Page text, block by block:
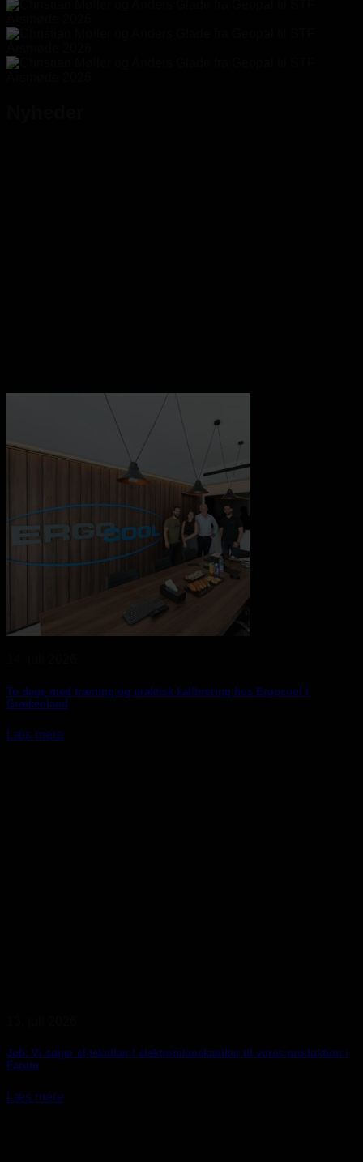
To dage med træning og praktisk kalibrering hos Ergocool i
Grækenland
Læs mere
Job: Vi søger el-tekniker / elektronikmekaniker til vores produktion i
Farum
Læs mere